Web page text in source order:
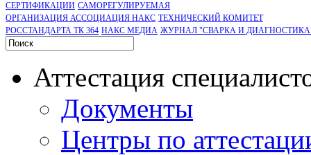
CЕРТИФИКАЦИИ САМОРЕГУЛИРУЕМАЯ
ОРГАНИЗАЦИЯ АССОЦИАЦИЯ НАКС ТЕХНИЧЕСКИЙ КОМИТЕТ
РОССТАНДАРТА ТК 364 НАКС МЕДИА ЖУРНАЛ "СВАРКА И
Аттестация
Документы
Центры по